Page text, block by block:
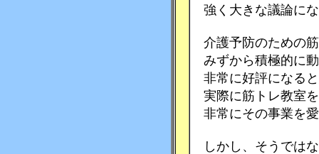
強く大きな議論に
介護予防のための
みずから積極的に
非常に好評になる
実際に筋トレ教室
非常にその事業を
しかし、そうでは